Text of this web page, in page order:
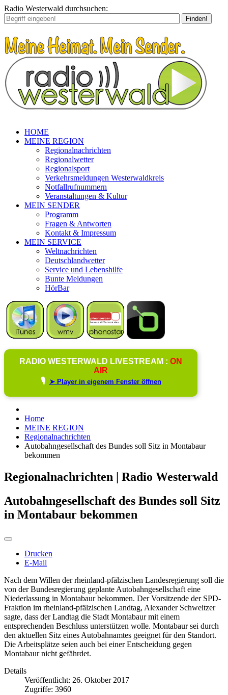
Radio Westerwald durchsuchen:
Finden!
HOME
MEINE REGION
Regionalnachrichten
Regionalwetter
Regionalsport
Verkehrsmeldungen Westerwaldkreis
Notfallrufnummern
Veranstaltungen & Kultur
MEIN SENDER
Programm
Fragen & Antworten
Kontakt & Impressum
MEIN SERVICE
Weltnachrichten
Deutschlandwetter
Service und Lebenshilfe
Bunte Meldungen
HörBar
RADIO WESTERWALD LIVESTREAM : ON
AIR
🎙️ ➤ Player in eigenem Fenster öffnen
Home
MEINE REGION
Regionalnachrichten
Autobahngesellschaft des Bundes soll Sitz in Montabaur
bekommen
Regionalnachrichten | Radio Westerwald
Autobahngesellschaft des Bundes soll Sitz
in Montabaur bekommen
Drucken
E-Mail
Nach dem Willen der rheinland-pfälzischen Landesregierung soll die
von der Bundesregierung geplante Autobahngesellschaft eine
Niederlassung in Montabaur bekommen. Der Vorsitzende der SPD-
Fraktion im rheinland-pfälzischen Landtag, Alexander Schweitzer
sagte, dass der Landtag die Stadt Montabaur mit einem
entsprechenden Beschluss unterstützen wolle. Montabaur sei durch
den aktuellen Sitz eines Autobahnamtes geeignet für den Standort.
Die Arbeitsplätze seien auch bei einer Entscheidung gegen
Montabaur nicht gefährdet.
Details
Veröffentlicht: 26. Oktober 2017
Zugriffe: 3960